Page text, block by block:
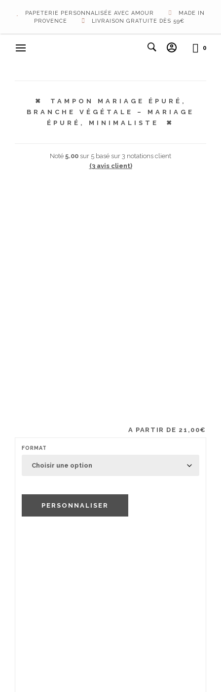
PAPETERIE PERSONNALISÉE AVEC AMOUR
MADE IN
PROVENCE
LIVRAISON GRATUITE DÈS 59€
0
TAMPON MARIAGE ÉPURÉ,
BRANCHE VÉGÉTALE – MARIAGE
ÉPURÉ, MINIMALISTE
Noté 5.00 sur 5 basé sur 3 notations client
(3avis client)
A PARTIR DE 21,00€
FORMAT
PERSONNALISER